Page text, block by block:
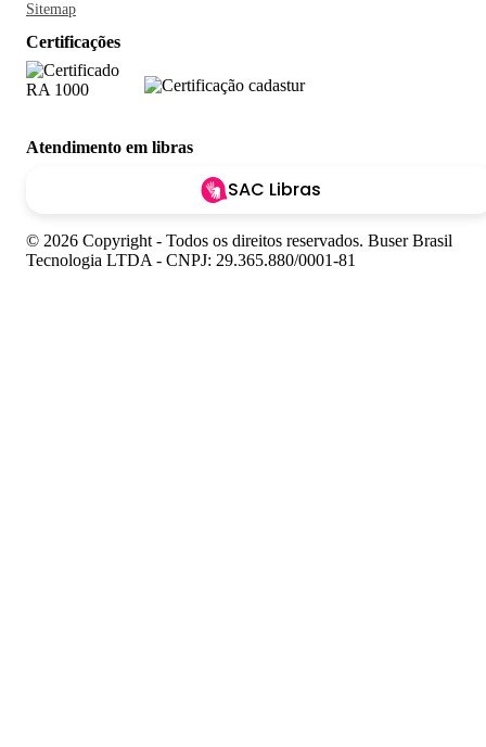
Sitemap
Certificações
Atendimento em libras
SAC Libras
© 2026 Copyright - Todos os direitos reservados. Buser Brasil
Tecnologia LTDA - CNPJ: 29.365.880/0001-81